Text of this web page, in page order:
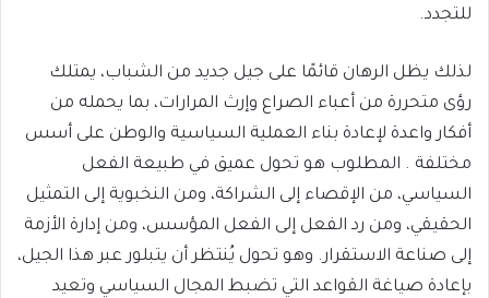
للتجدد.
لذلك يظل الرهان قائمًا على جيل جديد من الشباب، يمتلك
رؤى متحررة من أعباء الصراع وإرث المرارات، بما يحمله من
أفكار واعدة لإعادة بناء العملية السياسية والوطن على أسس
مختلفة . المطلوب هو تحول عميق في طبيعة الفعل
السياسي، من الإقصاء إلى الشراكة، ومن النخبوية إلى التمثيل
الحقيقي، ومن رد الفعل إلى الفعل المؤسس، ومن إدارة الأزمة
إلى صناعة الاستقرار. وهو تحول يُنتظر أن يتبلور عبر هذا الجيل،
بإعادة صياغة القواعد التي تضبط المجال السياسي وتعيد